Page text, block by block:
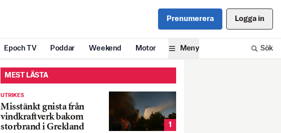
Prenumerera Logga in
Epoch TV Poddar Weekend Motor Meny Sök
MEST LÄSTA
UTRIKES
Misstänkt gnista från
vindkraftverk bakom
storbrand i Grekland
1